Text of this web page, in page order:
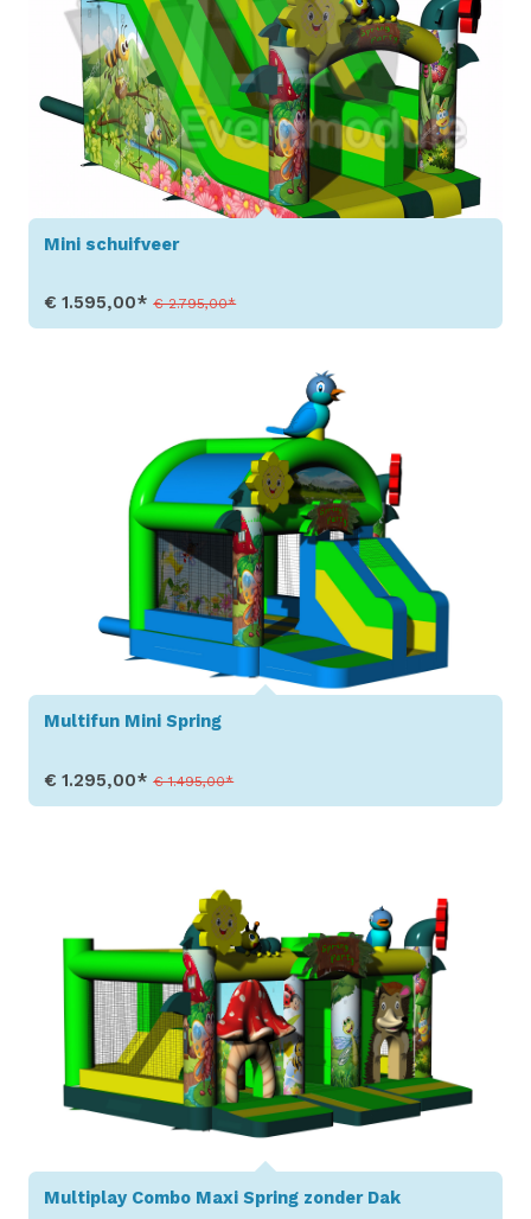
Mini schuifveer
€ 1.595,00*€ 2.795,00*
Multifun Mini Spring
€ 1.295,00*€ 1.495,00*
Multiplay Combo Maxi Spring zonder Dak